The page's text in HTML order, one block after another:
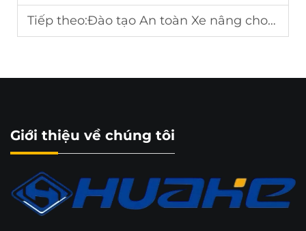
Tiếp theo:Đào tạo An toàn Xe nâng cho Nhân viên Vận hành Nhà máy
Giới thiệu về chúng tôi